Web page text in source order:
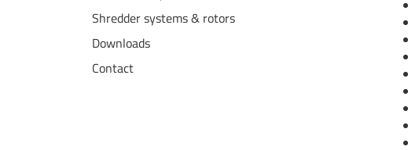
Shredder systems & rotors
Downloads
Contact